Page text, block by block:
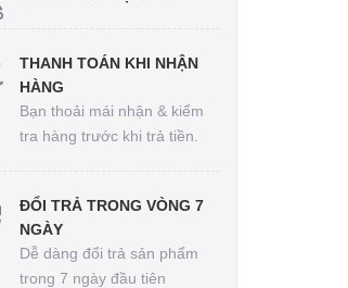
THANH TOÁN KHI NHẬN
HÀNG
Bạn thoải mái nhận & kiểm
tra hàng trước khi trả tiền.
ĐỔI TRẢ TRONG VÒNG 7
NGÀY
Dễ dàng đổi trả sản phẩm
trong 7 ngày đầu tiên